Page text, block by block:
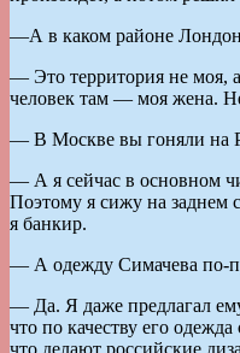
—А в каком районе
— Это территория не моя,
человек там — моя жена.
— В Москве вы гоняли на
— А я сейчас в основном
Поэтому я сижу на заднем
я банкир.
— А одежду Симачева по-
— Да. Я даже предлагал
что по качеству его
что делают российские